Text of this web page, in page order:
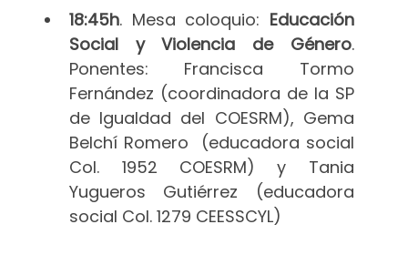
18:45h. Mesa coloquio: Educación
Social y Violencia de Género.
Ponentes: Francisca Tormo
Fernández (coordinadora de la SP
de Igualdad del COESRM), Gema
Belchí Romero (educadora social
Col. 1952 COESRM) y Tania
Yugueros Gutiérrez (educadora
social Col. 1279 CEESSCYL)